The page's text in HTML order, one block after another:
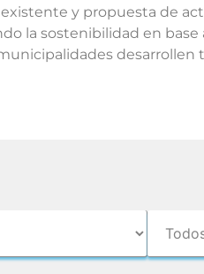
y propuesta de
la sostenibilidad en